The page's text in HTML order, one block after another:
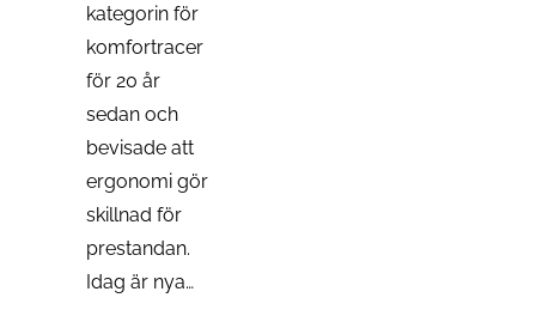
kategorin för
komfortracer
för 20 år
sedan och
bevisade att
ergonomi gör
skillnad för
prestandan.
Idag är nya…